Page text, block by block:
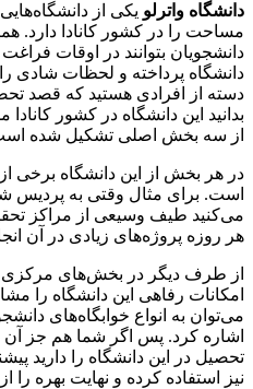
دانشگاه واترلو یکی از
مساحت را در کشور کانادا دارد.
دانشجویان بتوانند در اوقات
دانشگاه پرداخته و لحظات شادی
دسته از افرادی هستید که قصد
از سه بخش اصلی تشکیل شده
در هر بخش از این دانشگاه برخی
است. برای مثال وقتی به پردیس
می‌کنید طیف وسیعی از مراکز
هر روزه پروژه‌های زیادی در آن
از طرف دیگر در بخش‌های مرکزی
امکانات رفاهی این دانشگاه را
می‌توان به انواع خوابگاه‌های
اشاره کرد. پس اگر شما هم جز
تحصیل در این دانشگاه را دارید
نیز استفاده کرده و نهایت بهره را